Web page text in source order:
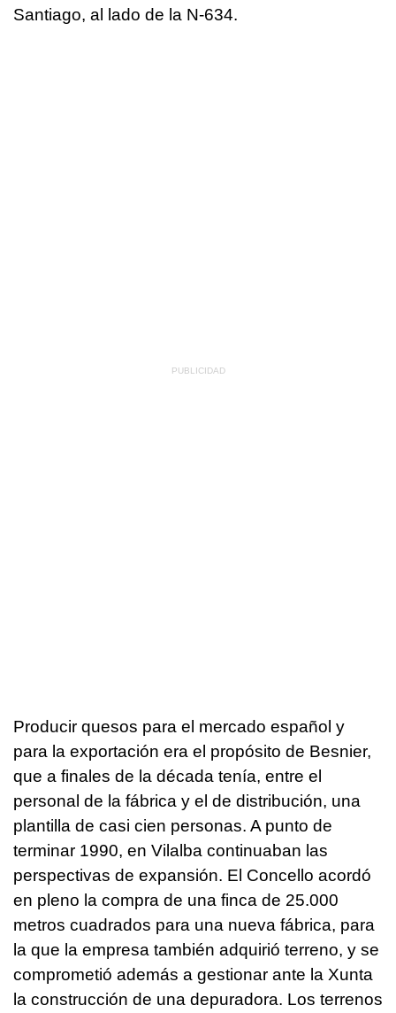
Santiago, al lado de la N-634.
Producir quesos para el mercado español y
para la exportación era el propósito de Besnier,
que a finales de la década tenía, entre el
personal de la fábrica y el de distribución, una
plantilla de casi cien personas. A punto de
terminar 1990, en Vilalba continuaban las
perspectivas de expansión. El Concello acordó
en pleno la compra de una finca de 25.000
metros cuadrados para una nueva fábrica, para
la que la empresa también adquirió terreno, y se
comprometió además a gestionar ante la Xunta
la construcción de una depuradora. Los terrenos